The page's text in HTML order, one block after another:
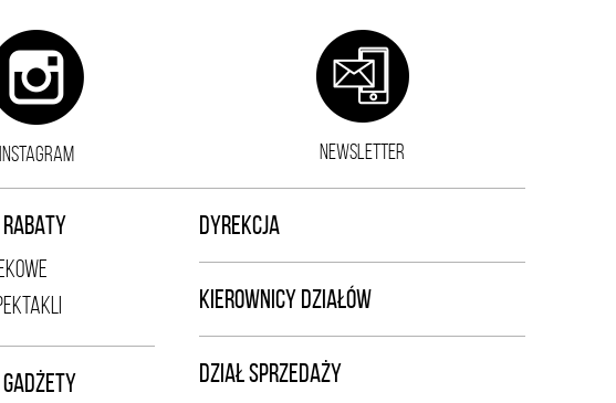
INSTAGRAM NEWSLETTER
DYREKCJA
KIEROWNICY DZIAŁÓW
DZIAŁ SPRZEDAŻY